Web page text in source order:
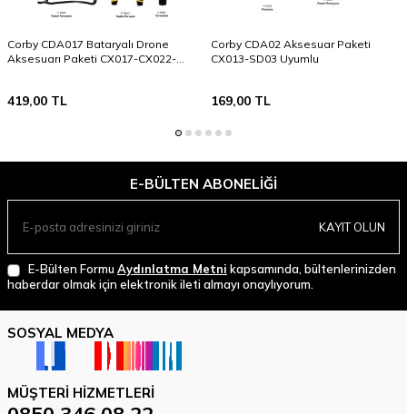
Corby CDA017 Bataryalı Drone
Aksesuarı Paketi CX017-CX022-
419,00 TL
Corby CDA02 Aksesuar Paketi
CX013-SD03 Uyumlu
169,00TL
E-BÜLTEN ABONELIĞI
KAYIT OLUN
E-Bülten Formu Aydınlatma Metni kapsamında, bültenlerinizden
haberdar olmak için elektronik ileti almayı onaylıyorum.
SOSYAL MEDYA
MÜŞTERI HIZMETLERI